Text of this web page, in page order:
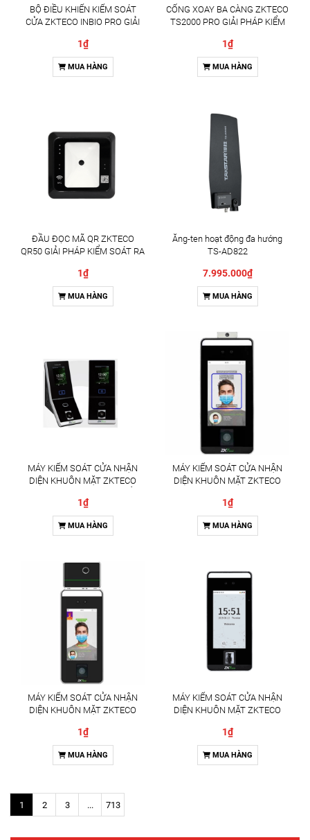
BỘ ĐIỀU KHIỂN KIỂM SOÁT
CỬA ZKTECO INBIO PRO GIẢI
CHUYÊN NGHIỆP
1₫
MUA HÀNG
CỔNG XOAY BA CÀNG ZKTECO
TS2000 PRO GIẢI PHÁP KIỂM
NGHIỆP
1₫
MUA HÀNG
ĐẦU ĐỌC MÃ QR ZKTECO
QR50 GIẢI PHÁP KIỂM SOÁT RA
1₫
MUA HÀNG
Ăng-ten hoạt động đa hướng
TS-AD822
7.995.000₫
MUA HÀNG
MÁY KIỂM SOÁT CỬA NHẬN
DIỆN KHUÔN MẶT ZKTECO
SOÁT RA VÀO ĐA XÁC THỰC
1₫
MUA HÀNG
MÁY KIỂM SOÁT CỬA NHẬN
DIỆN KHUÔN MẶT ZKTECO
PHÁP KIỂM SOÁT RA VÀO TÍCH
HỢP ĐO THÂN NHIỆT
1₫
MUA HÀNG
MÁY KIỂM SOÁT CỬA NHẬN
DIỆN KHUÔN MẶT ZKTECO
PHÁP KIỂM SOÁT RA VÀO TÍCH
HỢP ĐO THÂN NHIỆT AI
1₫
MUA HÀNG
MÁY KIỂM SOÁT CỬA NHẬN
DIỆN KHUÔN MẶT ZKTECO
KIỂM SOÁT RA VÀO THÔNG
MINH
1₫
MUA HÀNG
1 2 3 ... 713